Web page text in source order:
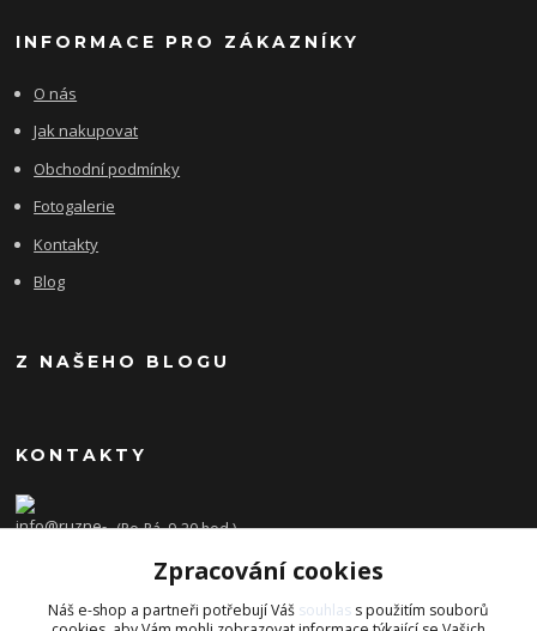
INFORMACE PRO ZÁKAZNÍKY
O nás
Jak nakupovat
Obchodní podmínky
Fotogalerie
Kontakty
Blog
Z NAŠEHO BLOGU
KONTAKTY
(Po-Pá, 9-20 hod.)
info@ruzne-darky.cz
Zpracování cookies
Náš e-shop a partneři potřebují Váš souhlas s použitím souborů